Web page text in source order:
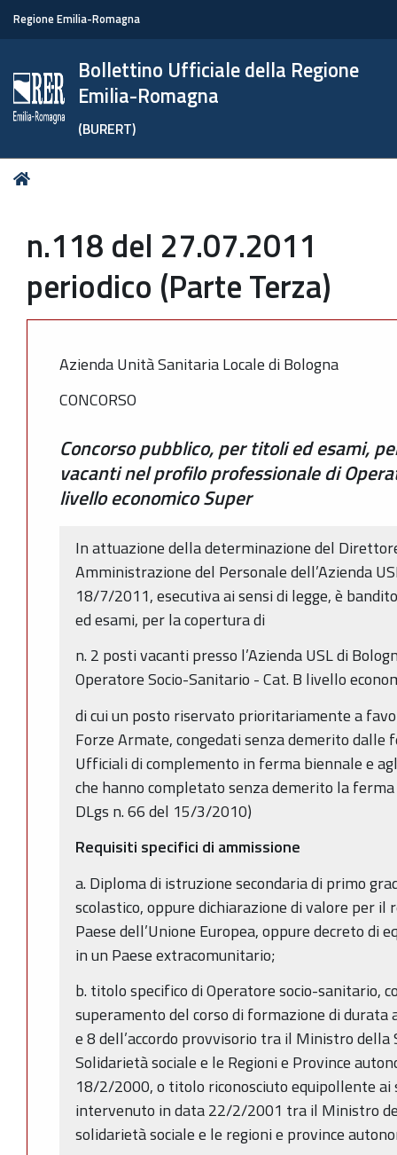
Regione Emilia-Romagna
Bollettino Ufficiale della Regione
Emilia-Romagna
(BURERT)
Tu
n.118 del 27.07.2011
periodico (Parte Terza)
Azienda Unità Sanitaria Locale di Bologna
CONCORSO
Concorso pubblico, per titoli ed esami,
vacanti nel profilo professionale di
livello economico Super
In attuazione della determinazione del
Amministrazione del Personale dell’Azienda
18/7/2011, esecutiva ai sensi di legge, è
ed esami, per la copertura di
n. 2 posti vacanti presso l’Azienda USL di
Operatore Socio-Sanitario - Cat. B livello
di cui un posto riservato prioritariamente a
Forze Armate, congedati senza demerito dalle
Ufficiali di complemento in ferma biennale e
che hanno completato senza demerito la
DLgs n. 66 del 15/3/2010)
Requisiti specifici di ammissione
a. Diploma di istruzione secondaria di primo
scolastico, oppure dichiarazione di valore per
Paese dell’Unione Europea, oppure decreto di
in un Paese extracomunitario;
b. titolo specifico di Operatore socio-sanitario,
superamento del corso di formazione di
e 8 dell’accordo provvisorio tra il Ministro
Solidarietà sociale e le Regioni e Province
18/2/2000, o titolo riconosciuto equipollente ai
intervenuto in data 22/2/2001 tra il Ministro
solidarietà sociale e le regioni e province